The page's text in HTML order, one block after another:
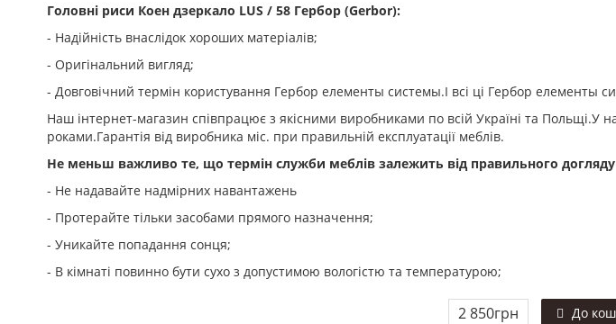
Головні риси Коен дзеркало LUS / 58 Гербор (Gerbor):
- Надійність внаслідок хороших матеріалів;
- Оригінальний вигляд;
- Довговічний термін користування Гербор елементы системы.І всі ці Гербор елементы
Наш інтернет-магазин співпрацює з якісними виробниками по всій Україні та Польщі.У
роками.Гарантія від виробника міс. при правильній експлуатації меблів.
Не меньш важливо те, що термін служби меблів залежить від правильного догляду
- Не надавайте надмірних навантажень
- Протерайте тільки засобами прямого назначення;
- Уникайте попадання сонця;
- В кімнаті повинно бути сухо з допустимою вологістю та температурою;
2 850грн До